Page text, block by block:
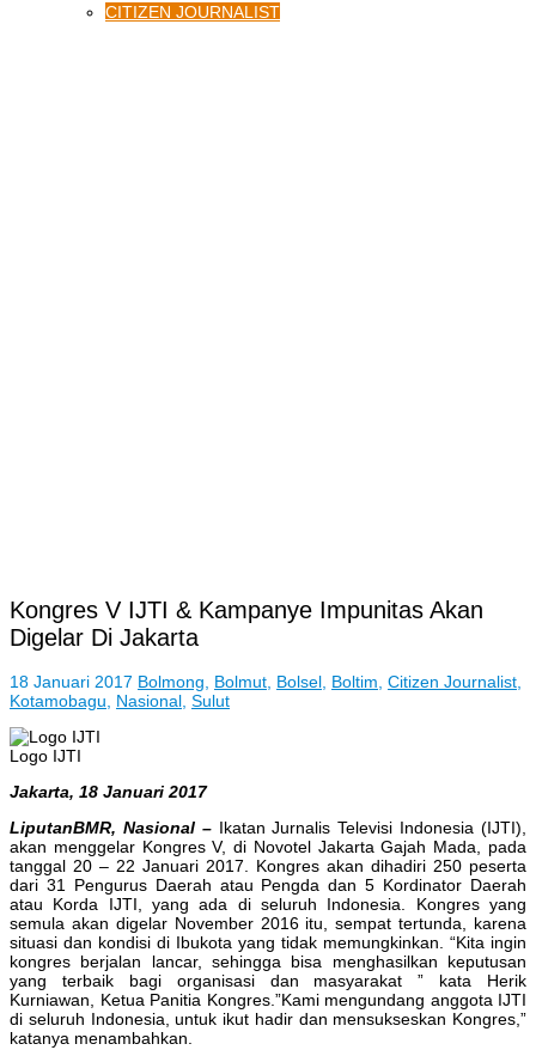
CITIZEN JOURNALIST
Kongres V IJTI & Kampanye Impunitas Akan
Digelar Di Jakarta
18 Januari 2017 Bolmong Bolmut Bolsel Boltim Citizen Journalist
Kotamobagu
Nasional Sulut
Logo IJTI
Jakarta, 18 Januari 2017
LiputanBMR, Nasional – Ikatan Jurnalis Televisi Indonesia (IJTI),
akan menggelar Kongres V, di Novotel Jakarta Gajah Mada, pada
tanggal 20 – 22 Januari 2017. Kongres akan dihadiri 250 peserta
dari 31 Pengurus Daerah atau Pengda dan 5 Kordinator Daerah
atau Korda IJTI, yang ada di seluruh Indonesia. Kongres yang
semula akan digelar November 2016 itu, sempat tertunda, karena
situasi dan kondisi di Ibukota yang tidak memungkinkan. “Kita ingin
kongres berjalan lancar, sehingga bisa menghasilkan keputusan
yang terbaik bagi organisasi dan masyarakat ” kata Herik
Kurniawan, Ketua Panitia Kongres.”Kami mengundang anggota IJTI
di seluruh Indonesia, untuk ikut hadir dan mensukseskan Kongres,”
katanya menambahkan.